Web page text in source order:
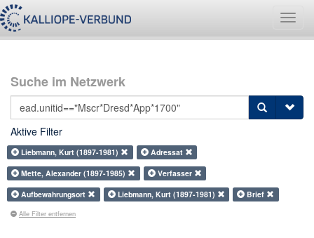
Suche im Netzwerk
Aktive Filter
Liebmann, Kurt (1897-1981)
Adressat
Mette, Alexander (1897-1985)
Verfasser
Aufbewahrungsort
Liebmann, Kurt (1897-1981) Brief
Alle Filter entfernen